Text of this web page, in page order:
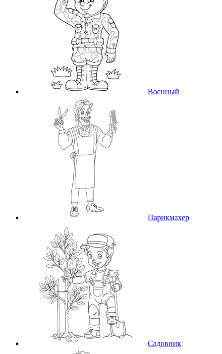
Военный
Парикмахер
Садовник